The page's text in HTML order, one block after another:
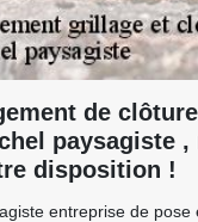
de
paysagiste ,
disposition !
entreprise de pose